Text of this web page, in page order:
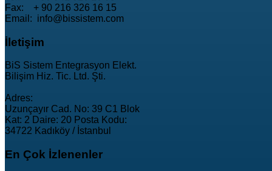
Fax: + 90 216 326 16 15
Email: info@bissistem.com
İletişim
BiS Sistem Entegrasyon Elekt.
Bilişim Hiz. Tic. Ltd. Şti.
Adres:
Uzunçayır Cad. No: 39 C1 Blok
Kat: 2 Daire: 20 Posta Kodu:
34722 Kadıköy / İstanbul
En Çok İzlenenler